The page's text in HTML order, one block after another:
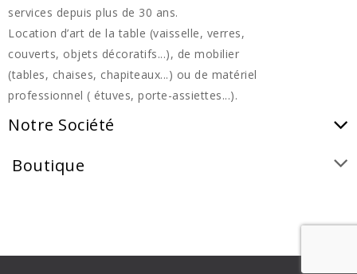
services depuis plus de 30 ans.
Location d’art de la table (vaisselle, verres,
couverts, objets décoratifs...), de mobilier
(tables, chaises, chapiteaux...) ou de matériel
professionnel ( étuves, porte-assiettes...).
Notre Société
Boutique